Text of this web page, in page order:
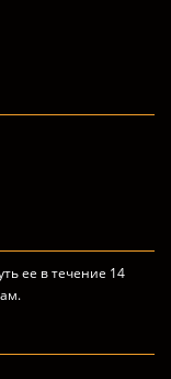
ее в течение 14
.